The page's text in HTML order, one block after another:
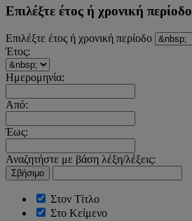
Επιλέξτε έτος ή χρονική περίοδο
Επιλέξτε έτος ή χρονική περίοδο
Έτος:
Ημερομηνία:
Από:
Έως:
Αναζητήστε με βάση λέξη/λέξεις:
Σβήσιμο
Στον Τίτλο
Στο Κείμενο